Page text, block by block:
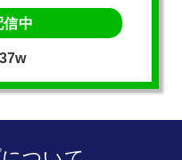
信中